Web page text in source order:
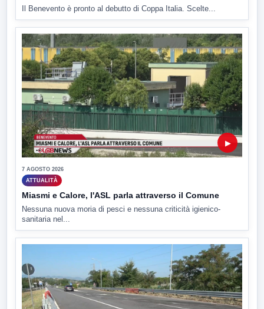
Il Benevento è pronto al debutto di Coppa Italia. Scelte...
▶
7 AGOSTO 2026
ATTUALITÀ
Miasmi e Calore, l'ASL parla attraverso il Comune
Nessuna nuova moria di pesci e nessuna criticità igienico-
sanitaria nel...